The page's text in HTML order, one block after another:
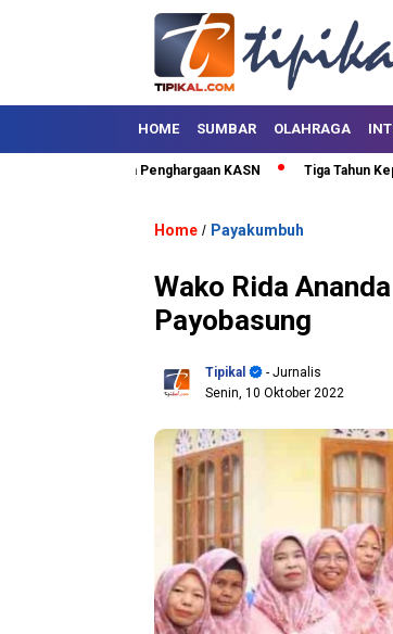
HOME SUMBAR OLAHRAGA
Kota Terima Penghargaan KASN Tiga Tahun
Home / Payakumbuh
Wako Rida
Payobasung
Tipikal
- Jurnalis
Senin, 10 Oktober 2022